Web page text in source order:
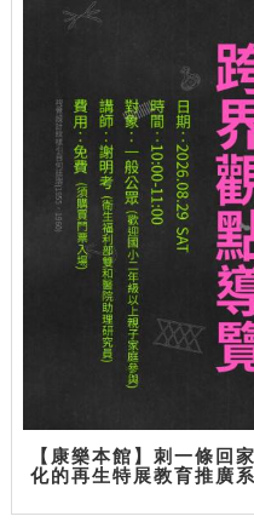
【康樂本館】刺一條回
化的再生特展教育推廣